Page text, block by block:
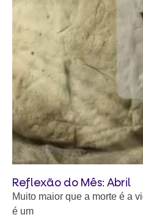
Reflexão do Mês: Abril
Muito maior que a morte é a
é um